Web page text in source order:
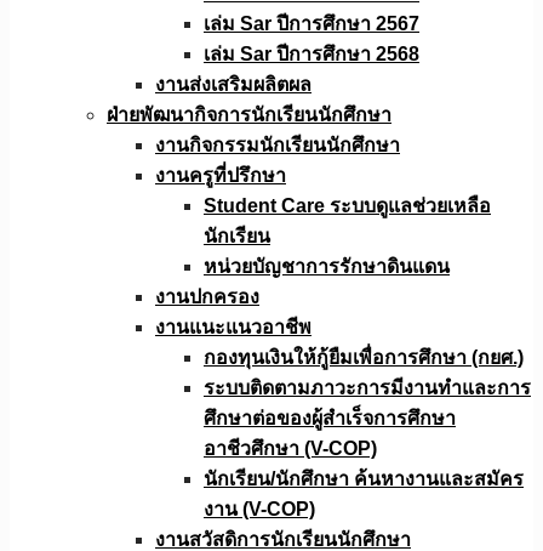
เล่ม Sar ปีการศึกษา 2567
เล่ม Sar ปีการศึกษา 2568
งานส่งเสริมผลิตผล
ฝ่ายพัฒนากิจการนักเรียนนักศึกษา
งานกิจกรรมนักเรียนนักศึกษา
งานครูที่ปรึกษา
Student Care ระบบดูแลช่วยเหลือ
นักเรียน
หน่วยบัญชาการรักษาดินแดน
งานปกครอง
งานแนะแนวอาชีพ
กองทุนเงินให้กู้ยืมเพื่อการศึกษา (กยศ.)
ระบบติดตามภาวะการมีงานทำและการ
ศึกษาต่อของผู้สำเร็จการศึกษา
อาชีวศึกษา (V-COP)
นักเรียน/นักศึกษา ค้นหางานและสมัคร
งาน (V-COP)
งานสวัสดิการนักเรียนนักศึกษา